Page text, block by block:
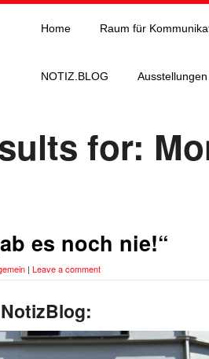
Home Raum für
NOTIZ.BLOG Ausstellungen
for:
es noch nie!“
| Leave a comment